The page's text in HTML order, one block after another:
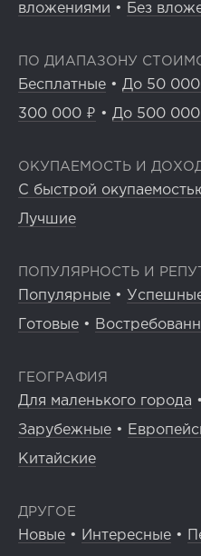
вложениями • Без
ПО ДИАПАЗОНУ
Бесплатные • До 50
300 000 ₽ • До 500
ОКУПАЕМОСТЬ И
С быстрой
Лучшие
ПОПУЛЯРНОСТЬ И
Популярные •
Готовые •
ГЕОГРАФИЯ
Для маленького города •
Зарубежные •
Китайские
ДРУГОЕ
Новые • Интересные •